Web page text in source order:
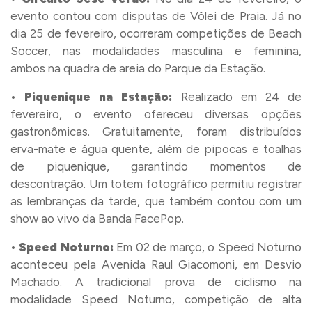
evento contou com disputas de Vôlei de Praia. Já no
dia 25 de fevereiro, ocorreram competições de Beach
Soccer, nas modalidades masculina e feminina,
ambos na quadra de areia do Parque da Estação.
• Piquenique na Estação:
Realizado em 24 de
fevereiro, o evento ofereceu diversas opções
gastronômicas. Gratuitamente, foram distribuídos
erva-mate e água quente, além de pipocas e toalhas
de piquenique, garantindo momentos de
descontração. Um totem fotográfico permitiu registrar
as lembranças da tarde, que também contou com um
show ao vivo da Banda FacePop.
• Speed Noturno: Em 02 de março, o Speed Noturno
aconteceu pela Avenida Raul Giacomoni, em Desvio
Machado. A tradicional prova de ciclismo na
modalidade Speed Noturno, competição de alta